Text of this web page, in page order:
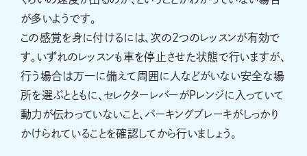
が多いようです。
この感覚を身に付けるには、次の2つのレッスンが有効で
す。いずれのレッスンも車を停止させた状態で行いますが、
行う場合は万一に備えて周囲に人などがいない安全な場
所を選ぶとともに、セレクターレバーがPレンジに入っていて
動力が伝わっていないこと、パーキングブレーキがしっかり
かけられていることを確認してから行いましょう。